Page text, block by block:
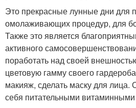
Это прекрасные лунные дни для
омолаживающих процедур, для
Также это является
активного
поработать над своей
цветовую гамму своего
макияж, сделать маску для лица.
себя питательными